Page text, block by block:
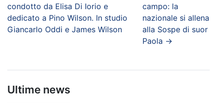
condotto da Elisa Di Iorio e
dedicato a Pino Wilson. In studio
Giancarlo Oddi e James Wilson
campo: la
nazionale si allena
alla Sospe di suor
Paola →
Ultime news